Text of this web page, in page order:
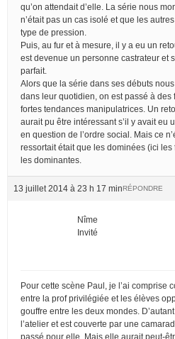
qu’on attendait d’elle. La série nous
n’était pas un cas isolé et que les
type de pression.
Puis, au fur et à mesure, il y a eu un
est devenue un personne castrateur et
parfait.
Alors que la série dans ses débuts
dans leur quotidien, on est passé à des
fortes tendances manipulatrices. Un
aurait pu être intéressant s’il y avait eu
en question de l’ordre social. Mais ce
ressortait était que les dominées (ici
les dominantes.
13 juillet 2014 à 23 h 17 minRÉPONDRE
Nîme
Invité
Pour cette scène Paul, je l’ai comprise
entre la prof privilégiée et les élèves
gouffre entre les deux mondes.
l’atelier et est couverte par une
passé pour elle. Mais elle aurait peut-